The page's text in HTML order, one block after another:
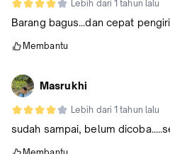
Lebih dari 1 tahun lalu
Barang bagus...dan cepat
Membantu
Masrukhi
Lebih dari 1 tahun lalu
sudah sampai, belum